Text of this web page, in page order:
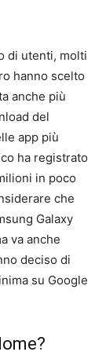
di utenti, molti
hanno scelto
anche più
del
app più
ha registrato
in poco
che
Galaxy
va anche
deciso di
su Google